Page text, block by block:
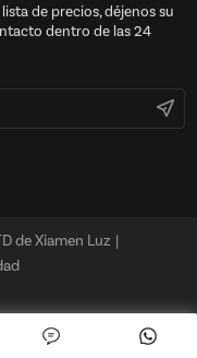
de precios, déjenos su
dentro de las 24
de Xiamen Luz |